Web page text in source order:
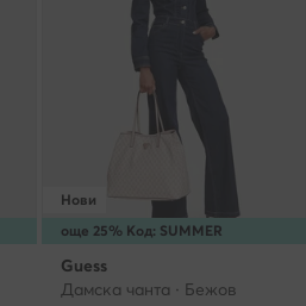
още 25% Код: SUMMER
Нови
Guess
Дамска чанта · Бежов